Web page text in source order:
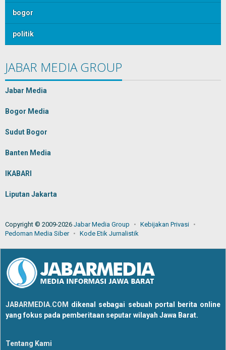
bogor
politik
JABAR MEDIA GROUP
Jabar Media
Bogor Media
Sudut Bogor
Banten Media
IKABARI
Liputan Jakarta
Copyright © 2009-2026 Jabar Media Group
Kebijakan Privasi
Pedoman Media Siber
Kode Etik Jurnalistik
JABARMEDIA.COM dikenal sebagai sebuah portal berita online
yang fokus pada pemberitaan seputar wilayah Jawa Barat.
Tentang Kami